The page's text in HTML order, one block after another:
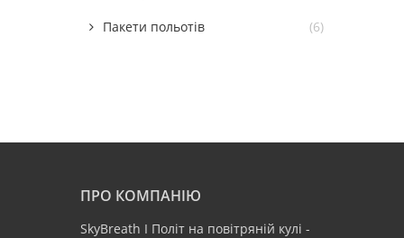
Пакети польотів (6)
ПРО КОМПАНІЮ
SkyBreath І Політ на повітряній кулі -